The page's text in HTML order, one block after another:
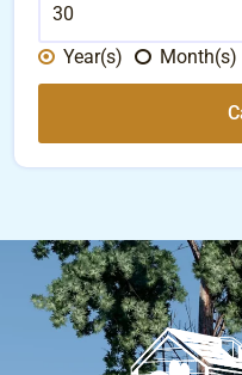
Year(s) Month(s)